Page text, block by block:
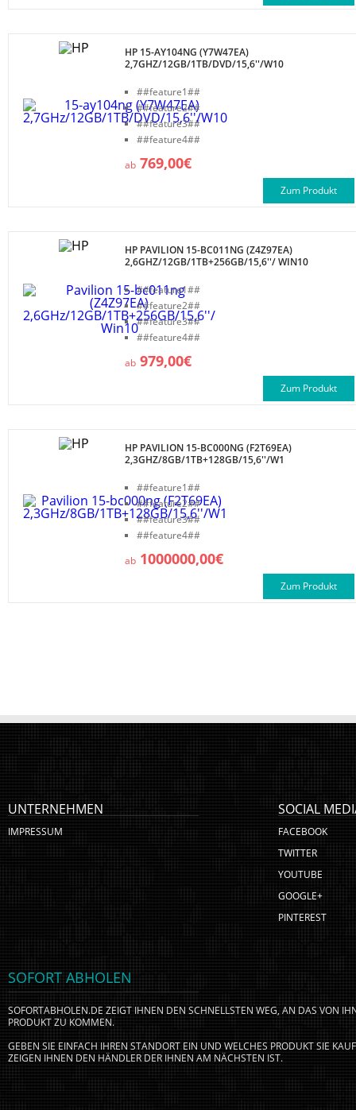
HP 15-AY104NG (Y7W47EA)
2,7GHZ/12GB/1TB/DVD/15,6''/W10
##feature1##
##feature2##
##feature3##
##feature4##
ab 769,00€
Zum Produkt
HP PAVILION 15-BC011NG (Z4Z97EA)
2,6GHZ/12GB/1TB+256GB/15,6''/ WIN10
##feature1##
##feature2##
##feature3##
##feature4##
ab 979,00€
Zum Produkt
HP PAVILION 15-BC000NG (F2T69EA)
2,3GHZ/8GB/1TB+128GB/15,6''/W1
##feature1##
##feature2##
##feature3##
##feature4##
ab 1000000,00€
Zum Produkt
UNTERNEHMEN
IMPRESSUM
SOCIAL
FACEBOOK
TWITTER
YOUTUBE
GOOGLE+
PINTEREST
SOFORT ABHOLEN
SOFORTABHOLEN.DE ZEIGT IHNEN DEN SCHNELLSTEN WEG, AN DAS VON
PRODUKT ZU KOMMEN.
GEBEN SIE EINFACH IHREN STANDORT EIN UND WELCHES PRODUKT SIE
ZEIGEN IHNEN DEN HÄNDLER DER IHNEN AM NÄCHSTEN IST.